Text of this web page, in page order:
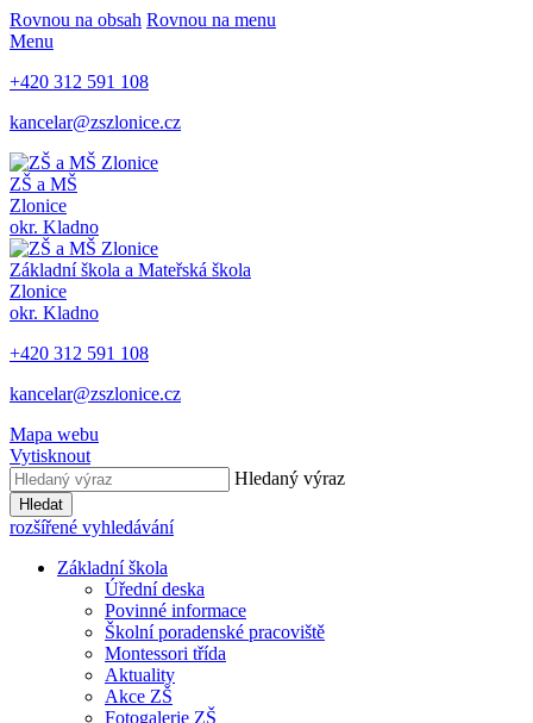
Rovnou na obsah Rovnou na menu
Menu
+420 312 591 108
kancelar@zszlonice.cz
ZŠ a MŠ
Zlonice
okr. Kladno
Základní škola a Mateřská škola
Zlonice
okr. Kladno
+420 312 591 108
kancelar@zszlonice.cz
Mapa webu
Vytisknout
Hledaný výraz
Hledat
rozšířené vyhledávání
Základní škola
Úřední deska
Povinné informace
Školní poradenské pracoviště
Montessori třída
Aktuality
Akce ZŠ
Fotogalerie ZŠ